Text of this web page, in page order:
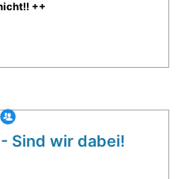
++
Sind wir dabei!